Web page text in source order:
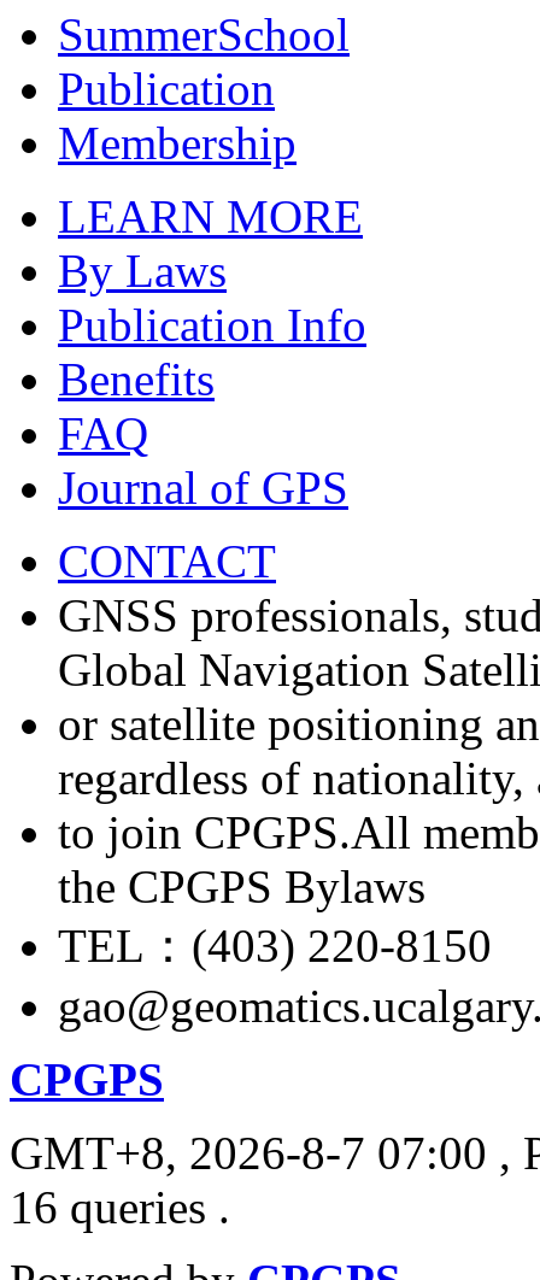
SummerSchool
Publication
Membership
LEARN MORE
By Laws
Publication Info
Benefits
FAQ
Journal of GPS
CONTACT
GNSS professionals,
Global Navigation
or satellite positioning
regardless of nationality,
to join CPGPS.All
the CPGPS Bylaws
TEL：(403) 220-8150
CPGPS
GMT+8, 2026-8-7 07:00 ,
16 queries .